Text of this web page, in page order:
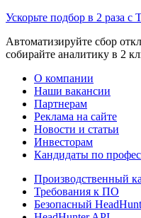
Ускорьте подбор в 2 раза с
Автоматизируйте сбор
собирайте аналитику в 2
О компании
Наши вакансии
Партнерам
Реклама на сайте
Новости и статьи
Инвесторам
Кандидаты по
Производственный
Требования к ПО
Безопасный